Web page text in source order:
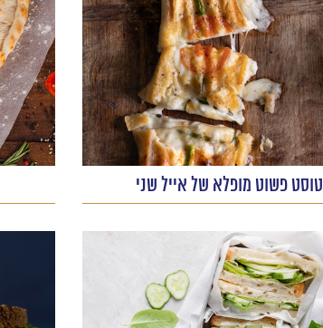
טוסט פשוט מופלא של אייל שני